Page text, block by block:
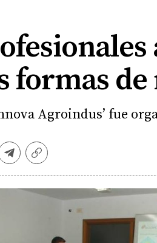
formas de
Agroindus’ fue
Telegram
Copiar